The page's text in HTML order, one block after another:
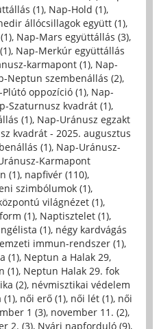
(1), Nap-Hold (1),
állócsillagok együtt (1),
, Nap-Mars együttállás (3),
, Nap-Merkúr együttállás
karmapont (1), Nap-
Neptun szembenállás (2),
Plútó oppozíció (1), Nap-
Szaturnusz kvadrát (1),
(1), Nap-Uránusz egzakt
kvadrát - 2025. augusztus
(1), Nap-Uránusz-
Karmapont
(1), napfivér (110),
szimbólumok (1),
világnézet (1),
(1), Naptisztelet (1),
(1), négy kardvágás
immun-rendszer (1),
(1), Neptun a Halak 29,
(1), Neptun Halak 29. fok
(2), névmisztikai védelem
(1), női erő (1), női lét (1), női
1 (3), november 11. (2),
2. (3), Nyári napforduló (9),